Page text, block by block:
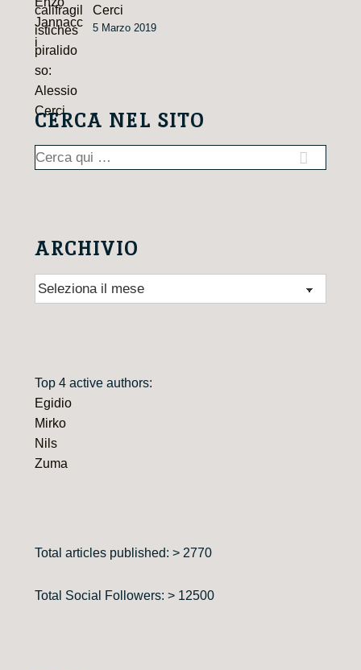
Cerci
5 Marzo 2019
CERCA NEL SITO
Cerca:
ARCHIVIO
Archivio
Top 4 active authors:
Egidio
Mirko
Nils
Zuma
Total articles published: > 2770
Total Social Followers: > 12500